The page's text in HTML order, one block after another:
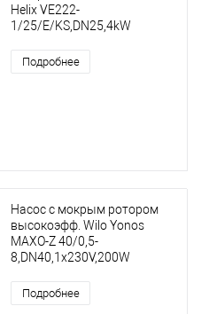
Helix VE222-
1/25/E/KS,DN25,4kW
Подробнее
Насос с мокрым ротором
высокоэфф. Wilo Yonos
MAXO-Z 40/0,5-
8,DN40,1x230V,200W
Подробнее